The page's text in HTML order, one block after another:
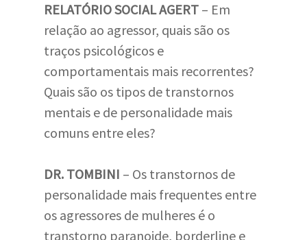
RELATÓRIO SOCIAL AGERT – Em
relação ao agressor, quais são os
traços psicológicos e
comportamentais mais recorrentes?
Quais são os tipos de transtornos
mentais e de personalidade mais
comuns entre eles?
DR. TOMBINI – Os transtornos de
personalidade mais frequentes entre
os agressores de mulheres é o
transtorno paranoide, borderline e